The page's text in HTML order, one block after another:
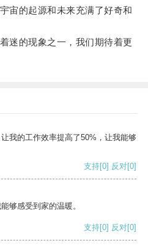
的起源和未来充满了好奇和
的现象之一，我们期待着更
我的工作效率提高了50%，让我能够
支持[0] 反对[0]
够感受到家的温暖。
支持[0] 反对[0]